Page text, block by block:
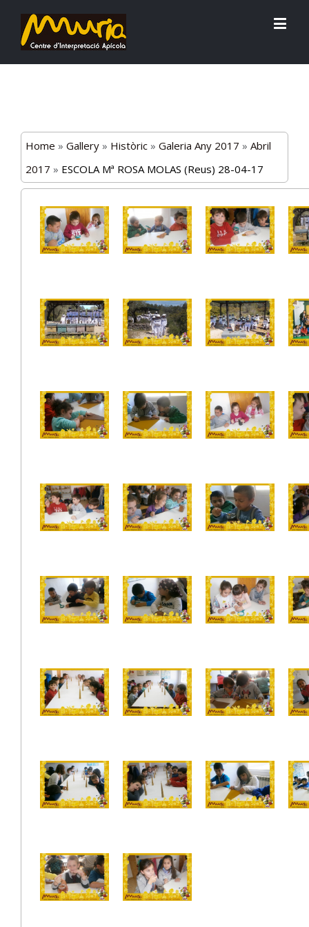
Home » Gallery » Històric » Galeria Any 2017 » Abril
2017 » ESCOLA Mª ROSA MOLAS (Reus) 28-04-17